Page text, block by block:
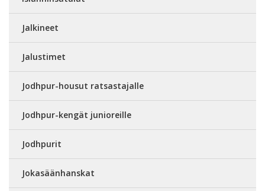
Jalkineet
Jalustimet
Jodhpur-housut ratsastajalle
Jodhpur-kengät junioreille
Jodhpurit
Jokasäänhanskat